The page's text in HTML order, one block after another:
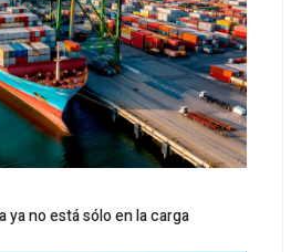
ya no está sólo en la carga